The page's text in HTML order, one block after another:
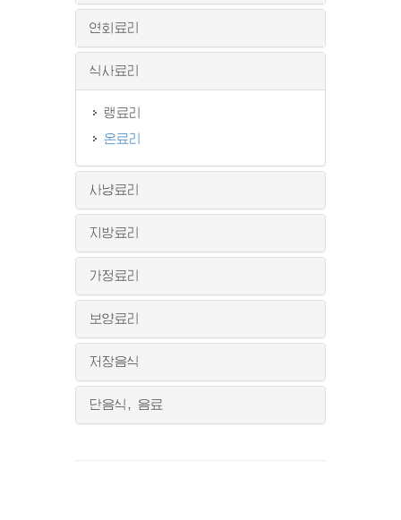
연회료리
식사료리
랭료리
온료리
사냥료리
지방료리
가정료리
보양료리
저장음식
단음식, 음료